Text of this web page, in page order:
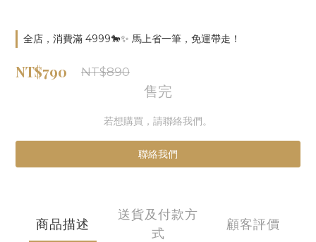
全店，消費滿 4999🐎✨ 馬上省一筆，免運帶走！
NT$790 NT$890
售完
若想購買，請聯絡我們。
聯絡我們
商品描述
送貨及付款方
式
顧客評價